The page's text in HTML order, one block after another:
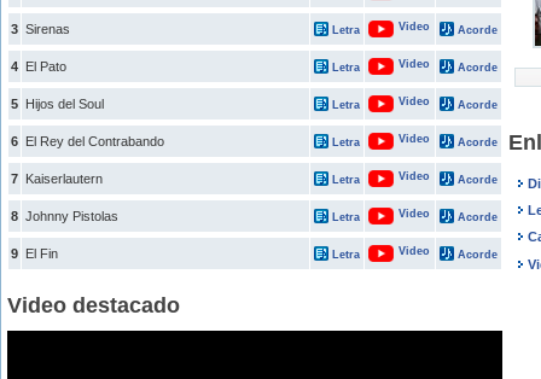
3 Sirenas Letra Video Acorde
4 El Pato Letra Video Acorde
5 Hijos del Soul Letra Video Acorde
6 El Rey del Contrabando Letra Video Acorde
7 Kaiserlautern Letra Video Acorde
8 Johnny Pistolas Letra Video Acorde
9 El Fin Letra Video Acorde
Video destacado